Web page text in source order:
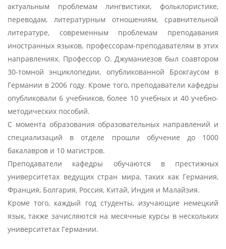
актуальным проблемам лингвистики, фольклористике,
переводам, литературным отношениям, сравнительной
литературе, современным проблемам преподавания
иностранных языков, профессорам-преподавателям в этих
направлениях. Профессор О. Джуманиезов был соавтором
30-томной энциклопедии, опубликованной Брокгаусом в
Германии в 2006 году. Кроме того, преподаватели кафедры
опубликовали 6 учебников, более 10 учебных и 40 учебно-
методических пособий.
С момента образования образовательных направлений и
специализаций в отделе прошли обучение до 1000
бакалавров и 10 магистров.
Преподаватели кафедры обучаются в престижных
университетах ведущих стран мира, таких как Германия,
Франция, Болгария, Россия, Китай, Индия и Малайзия.
Кроме того, каждый год студенты, изучающие немецкий
язык, также зачисляются на месячные курсы в нескольких
университетах Германии.